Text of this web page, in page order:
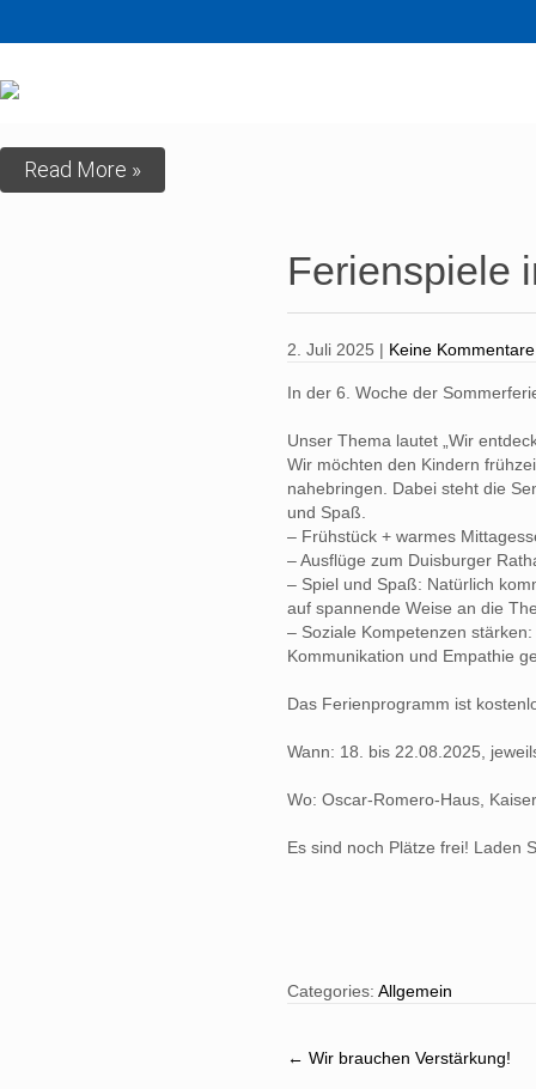
Read More »
Ferienspiele
2. Juli 2025 | Keine Kommentare
In der 6. Woche der
Unser Thema lautet „Wir
Wir möchten den Kindern
nahebringen. Dabei steht die
und Spaß.
– Frühstück + warmes
– Ausflüge zum Duisburger
– Spiel und Spaß: Natürlich
auf spannende Weise an die
– Soziale Kompetenzen
Kommunikation und Empathie
Das Ferienprogramm ist
Wann: 18. bis 22.08.2025,
Wo: Oscar-Romero-Haus,
Es sind noch Plätze frei! Laden
Categories: Allgemein
Post
← Wir brauchen Verstärkung!